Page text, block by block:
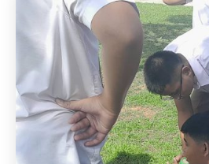
ศิษย์ครูแชมป์ กำลังถ่าย
03:20
รักที่ไม่อาจรั้ง (เพลงครู
02:59
วิธีแก้ปัญหาเด็กหลอกว่า
แชมป์
01:34